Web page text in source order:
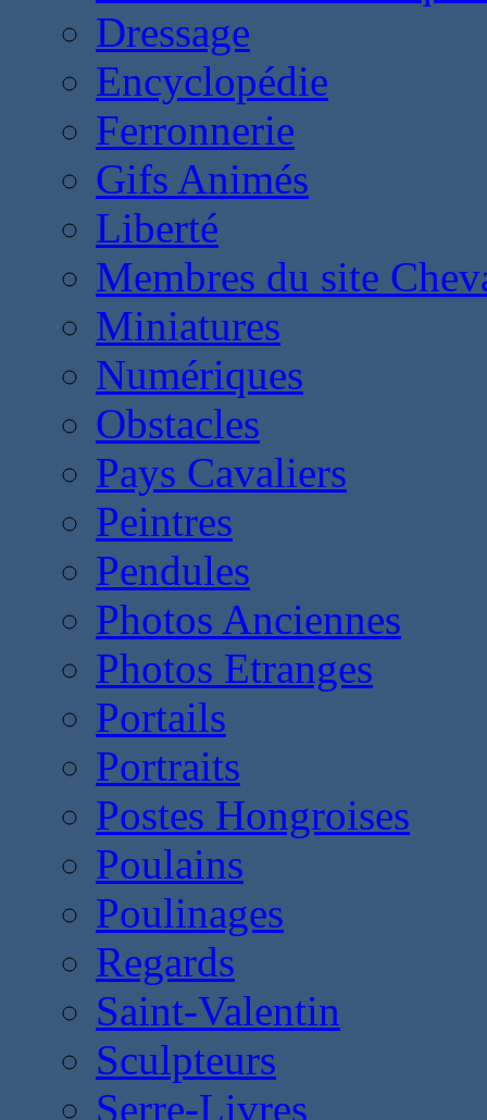
Dressage
Encyclopédie
Ferronnerie
Gifs Animés
Liberté
Membres du site
Miniatures
Numériques
Obstacles
Pays Cavaliers
Peintres
Pendules
Photos Anciennes
Photos Etranges
Portails
Portraits
Postes Hongroises
Poulains
Poulinages
Regards
Saint-Valentin
Sculpteurs
Serre-Livres